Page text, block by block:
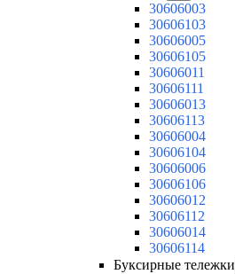
30606003
30606103
30606005
30606105
30606011
30606111
30606013
30606113
30606004
30606104
30606006
30606106
30606012
30606112
30606014
30606114
Буксирные тележки